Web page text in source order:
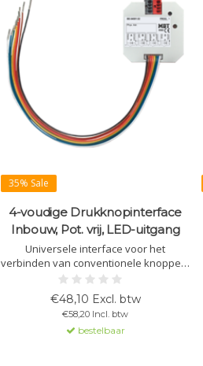
35% Sale
4-voudige Drukknopinterface
Inbouw, Pot. vrij, LED-uitgang
Universele interface voor het
verbinden van conventionele knoppen,
schakelaars en contacten met KNX.
Ondersteunt LED-uitgangen, logische
modules en veelzijdige
besturingsopties. Eenvoudige montage
en configuratie.
€48,10 Excl. btw
€58,20 Incl. btw
bestelbaar